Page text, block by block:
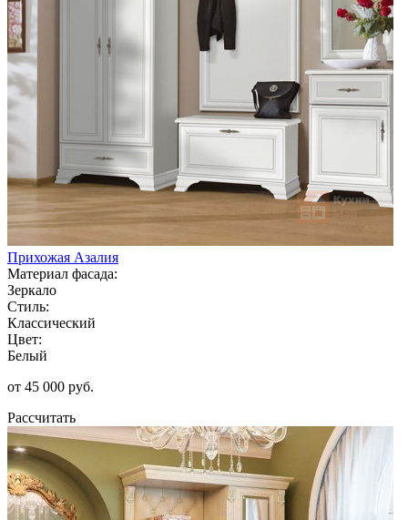
Прихожая Азалия
Материал фасада:
Зеркало
Стиль:
Классический
Цвет:
Белый
от 45 000 руб.
Рассчитать